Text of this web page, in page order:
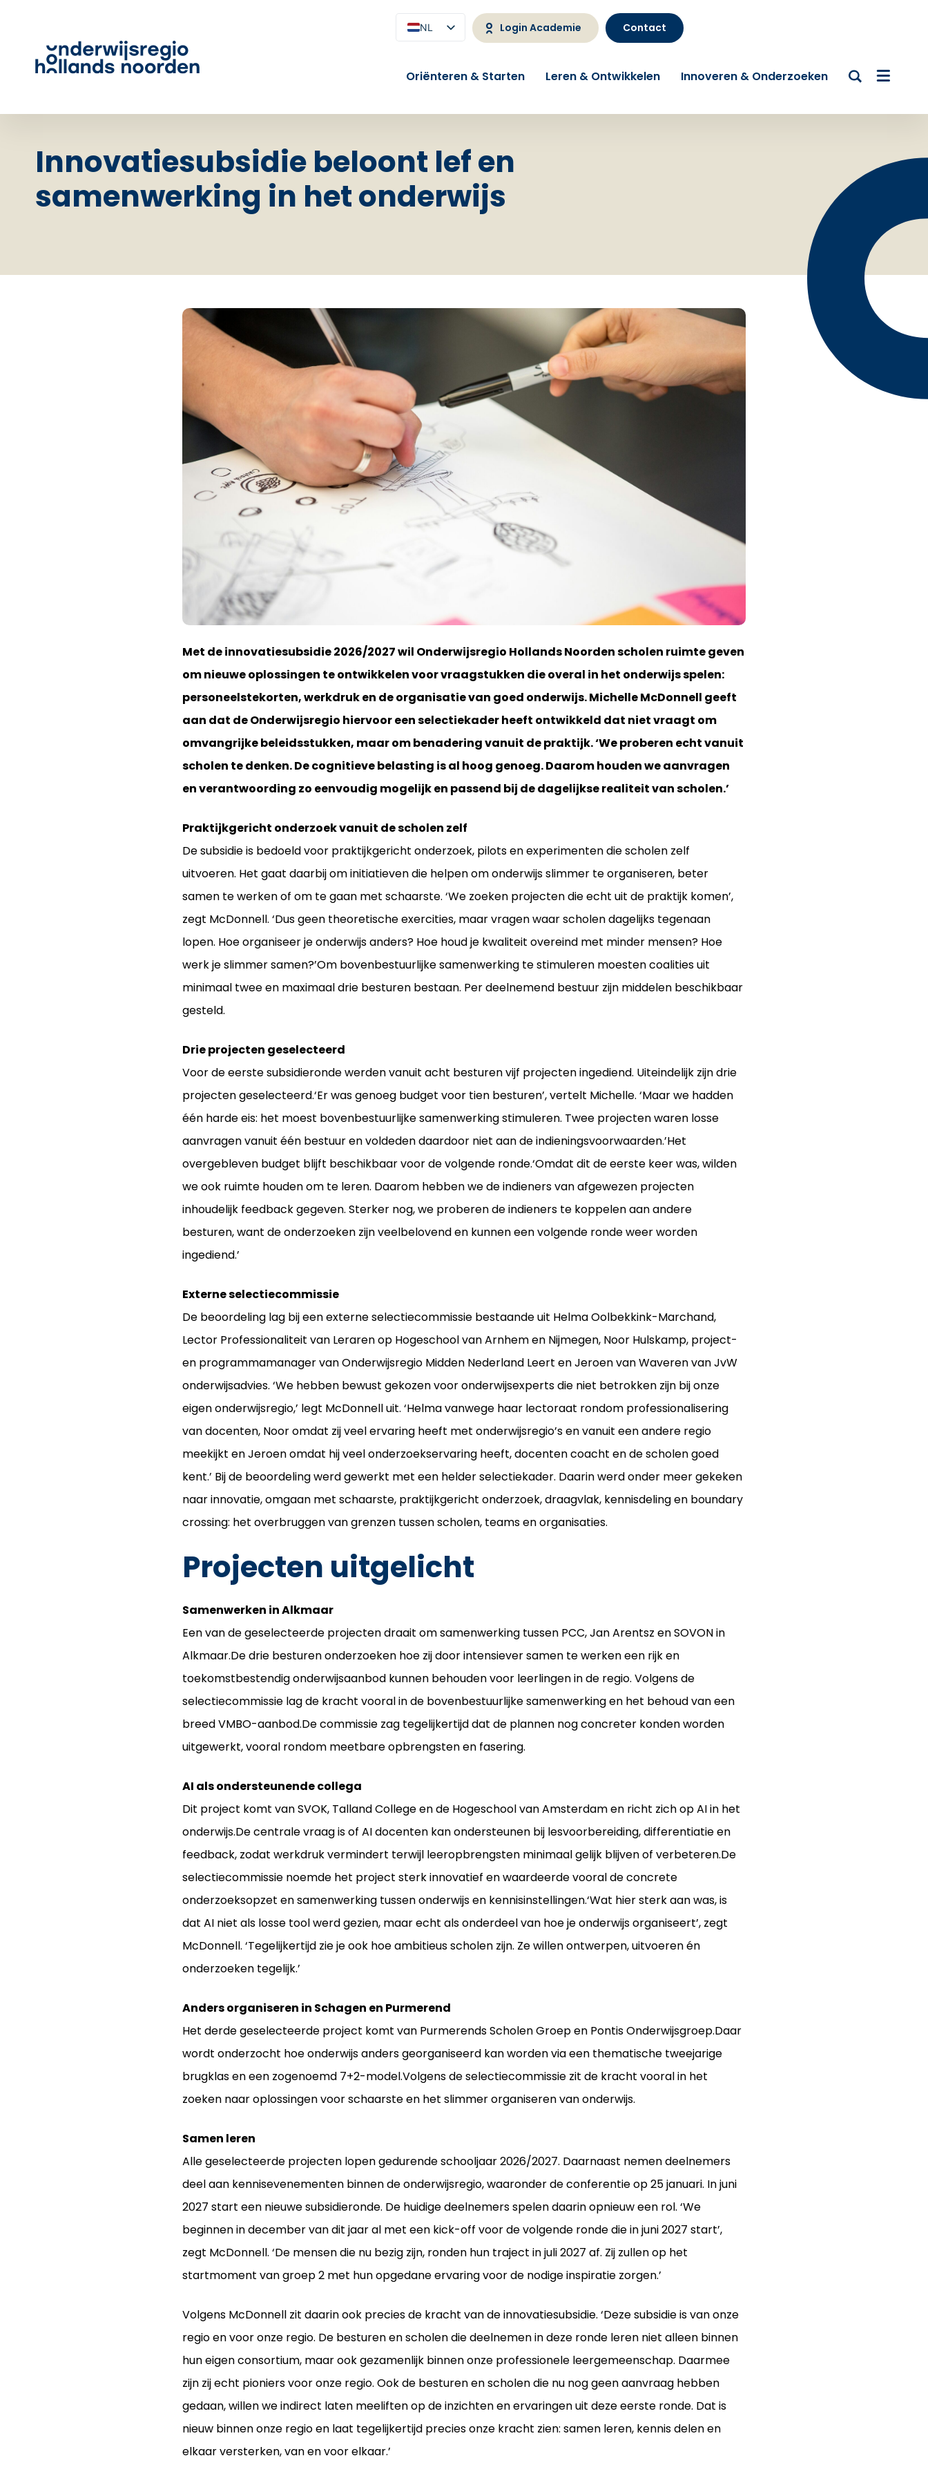
NL
Login Academie Contact
Oriënteren & Starten Leren & Ontwikkelen Innoveren & Onderzoeken
Innovatiesubsidie beloont lef en
samenwerking in het onderwijs
Met de innovatiesubsidie 2026/2027 wil Onderwijsregio Hollands Noorden scholen ruimte geven
om nieuwe oplossingen te ontwikkelen voor vraagstukken die overal in het onderwijs spelen:
personeelstekorten, werkdruk en de organisatie van goed onderwijs. Michelle McDonnell geeft
aan dat de Onderwijsregio hiervoor een selectiekader heeft ontwikkeld dat niet vraagt om
omvangrijke beleidsstukken, maar om benadering vanuit de praktijk. ‘We proberen echt vanuit
scholen te denken. De cognitieve belasting is al hoog genoeg. Daarom houden we aanvragen
en verantwoording zo eenvoudig mogelijk en passend bij de dagelijkse realiteit van scholen.’
Praktijkgericht onderzoek vanuit de scholen zelf
De subsidie is bedoeld voor praktijkgericht onderzoek, pilots en experimenten die scholen zelf
uitvoeren. Het gaat daarbij om initiatieven die helpen om onderwijs slimmer te organiseren, beter
samen te werken of om te gaan met schaarste. ‘We zoeken projecten die echt uit de praktijk komen’,
zegt McDonnell. ‘Dus geen theoretische exercities, maar vragen waar scholen dagelijks tegenaan
lopen. Hoe organiseer je onderwijs anders? Hoe houd je kwaliteit overeind met minder mensen? Hoe
werk je slimmer samen?’Om bovenbestuurlijke samenwerking te stimuleren moesten coalities uit
minimaal twee en maximaal drie besturen bestaan. Per deelnemend bestuur zijn middelen beschikbaar
gesteld.
Drie projecten geselecteerd
Voor de eerste subsidieronde werden vanuit acht besturen vijf projecten ingediend. Uiteindelijk zijn drie
projecten geselecteerd.‘Er was genoeg budget voor tien besturen’, vertelt Michelle. ‘Maar we hadden
één harde eis: het moest bovenbestuurlijke samenwerking stimuleren. Twee projecten waren losse
aanvragen vanuit één bestuur en voldeden daardoor niet aan de indieningsvoorwaarden.’Het
overgebleven budget blijft beschikbaar voor de volgende ronde.‘Omdat dit de eerste keer was, wilden
we ook ruimte houden om te leren. Daarom hebben we de indieners van afgewezen projecten
inhoudelijk feedback gegeven. Sterker nog, we proberen de indieners te koppelen aan andere
besturen, want de onderzoeken zijn veelbelovend en kunnen een volgende ronde weer worden
ingediend.’
Externe selectiecommissie
De beoordeling lag bij een externe selectiecommissie bestaande uit Helma Oolbekkink-Marchand,
Lector Professionaliteit van Leraren op Hogeschool van Arnhem en Nijmegen, Noor Hulskamp, project-
en programmamanager van Onderwijsregio Midden Nederland Leert en Jeroen van Waveren van JvW
onderwijsadvies. ‘We hebben bewust gekozen voor onderwijsexperts die niet betrokken zijn bij onze
eigen onderwijsregio,’ legt McDonnell uit. ‘Helma vanwege haar lectoraat rondom professionalisering
van docenten, Noor omdat zij veel ervaring heeft met onderwijsregio’s en vanuit een andere regio
meekijkt en Jeroen omdat hij veel onderzoekservaring heeft, docenten coacht en de scholen goed
kent.’ Bij de beoordeling werd gewerkt met een helder selectiekader. Daarin werd onder meer gekeken
naar innovatie, omgaan met schaarste, praktijkgericht onderzoek, draagvlak, kennisdeling en boundary
crossing: het overbruggen van grenzen tussen scholen, teams en organisaties.
Projecten uitgelicht
Samenwerken in Alkmaar
Een van de geselecteerde projecten draait om samenwerking tussen PCC, Jan Arentsz en SOVON in
Alkmaar.De drie besturen onderzoeken hoe zij door intensiever samen te werken een rijk en
toekomstbestendig onderwijsaanbod kunnen behouden voor leerlingen in de regio. Volgens de
selectiecommissie lag de kracht vooral in de bovenbestuurlijke samenwerking en het behoud van een
breed VMBO-aanbod.De commissie zag tegelijkertijd dat de plannen nog concreter konden worden
uitgewerkt, vooral rondom meetbare opbrengsten en fasering.
AI als ondersteunende collega
Dit project komt van SVOK, Talland College en de Hogeschool van Amsterdam en richt zich op AI in het
onderwijs.De centrale vraag is of AI docenten kan ondersteunen bij lesvoorbereiding, differentiatie en
feedback, zodat werkdruk vermindert terwijl leeropbrengsten minimaal gelijk blijven of verbeteren.De
selectiecommissie noemde het project sterk innovatief en waardeerde vooral de concrete
onderzoeksopzet en samenwerking tussen onderwijs en kennisinstellingen.‘Wat hier sterk aan was, is
dat AI niet als losse tool werd gezien, maar echt als onderdeel van hoe je onderwijs organiseert’, zegt
McDonnell. ‘Tegelijkertijd zie je ook hoe ambitieus scholen zijn. Ze willen ontwerpen, uitvoeren én
onderzoeken tegelijk.’
Anders organiseren in Schagen en Purmerend
Het derde geselecteerde project komt van Purmerends Scholen Groep en Pontis Onderwijsgroep.Daar
wordt onderzocht hoe onderwijs anders georganiseerd kan worden via een thematische tweejarige
brugklas en een zogenoemd 7+2-model.Volgens de selectiecommissie zit de kracht vooral in het
zoeken naar oplossingen voor schaarste en het slimmer organiseren van onderwijs.
Samen leren
Alle geselecteerde projecten lopen gedurende schooljaar 2026/2027. Daarnaast nemen deelnemers
deel aan kennisevenementen binnen de onderwijsregio, waaronder de conferentie op 25 januari. In juni
2027 start een nieuwe subsidieronde. De huidige deelnemers spelen daarin opnieuw een rol. ‘We
beginnen in december van dit jaar al met een kick-off voor de volgende ronde die in juni 2027 start’,
zegt McDonnell. ‘De mensen die nu bezig zijn, ronden hun traject in juli 2027 af. Zij zullen op het
startmoment van groep 2 met hun opgedane ervaring voor de nodige inspiratie zorgen.’
Volgens McDonnell zit daarin ook precies de kracht van de innovatiesubsidie. ‘Deze subsidie is van onze
regio en voor onze regio. De besturen en scholen die deelnemen in deze ronde leren niet alleen binnen
hun eigen consortium, maar ook gezamenlijk binnen onze professionele leergemeenschap. Daarmee
zijn zij echt pioniers voor onze regio. Ook de besturen en scholen die nu nog geen aanvraag hebben
gedaan, willen we indirect laten meeliften op de inzichten en ervaringen uit deze eerste ronde. Dat is
nieuw binnen onze regio en laat tegelijkertijd precies onze kracht zien: samen leren, kennis delen en
elkaar versterken, van en voor elkaar.’